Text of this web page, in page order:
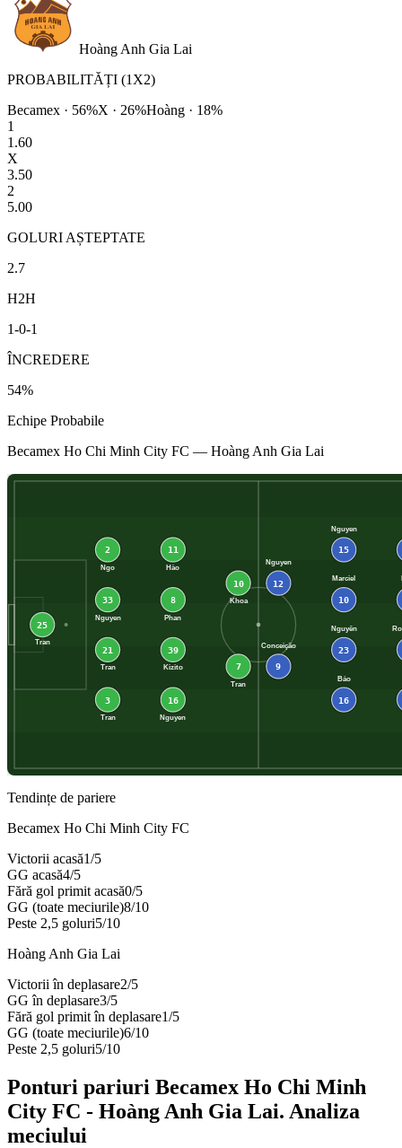
Hoàng Anh Gia Lai
PROBABILITĂȚI (1X2)
Becamex · 56%X · 26%Hoàng · 18%
1
1.60
X
3.50
2
5.00
GOLURI AȘTEPTATE
2.7
H2H
1-0-1
ÎNCREDERE
54%
Echipe Probabile
Becamex Ho Chi Minh City FC — Hoàng Anh Gia Lai
25
Tran
2
Ngo
33
Nguyen
21
Tran
3
Tran
11
Hào
8
Phan
39
Kizito
16
Nguyen
10
Khoa
7
Tran
15
Nguyen
10
Marciel
23
Nguyên
16
Bảo
12
Nguyen
9
Conceição
Tendințe de pariere
Becamex Ho Chi Minh City FC
Victorii acasă1/5
GG acasă4/5
Fără gol primit acasă0/5
GG (toate meciurile)8/10
Peste 2,5 goluri5/10
Hoàng Anh Gia Lai
Victorii în deplasare2/5
GG în deplasare3/5
Fără gol primit în deplasare1/5
GG (toate meciurile)6/10
Peste 2,5 goluri5/10
Ponturi pariuri Becamex Ho Chi Minh
City FC - Hoàng Anh Gia Lai. Analiza
meciului